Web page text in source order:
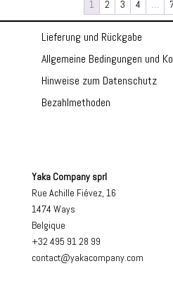
1 2 3 4 …
Lieferung und Rückgabe
Allgemeine Bedingungen und
Hinweise zum Datenschutz
Bezahlmethoden
Yaka Company sprl
Rue Achille Fiévez, 16
1474 Ways
Belgique
+32 495 91 28 99
contact@yakacompany.com